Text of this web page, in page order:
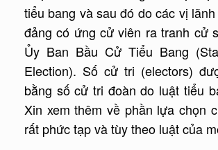
tiểu bang và sau đó do các vị
đảng có ứng cử viên ra tranh cử
Ủy Ban Bầu Cử Tiểu Bang
Election). Số cử tri (electors)
bằng số cử tri đoàn do luật tiểu
Xin xem thêm về phần lựa chọn
rất phức tạp và tùy theo luật của